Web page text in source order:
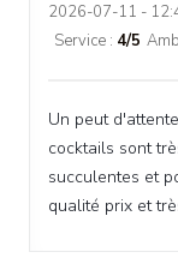
2026-07-11 -
Service : 4/5
Un peut
cocktails sont
succulentes et
qualité prix et